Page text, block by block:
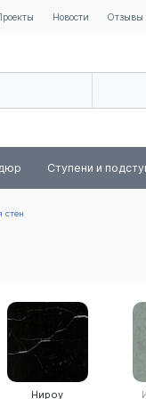
Новости Отзывы
Ступени и
стен
Нироу